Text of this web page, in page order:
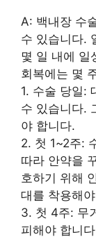
A: 백내장 수
수 있습니다.
몇 일 내에 일
회복에는 몇
1. 수술 당일:
수 있습니다.
야 합니다.
2. 첫 1~2주:
따라 안약을
호하기 위해
대를 착용해
3. 첫 4주: 무
피해야 합니